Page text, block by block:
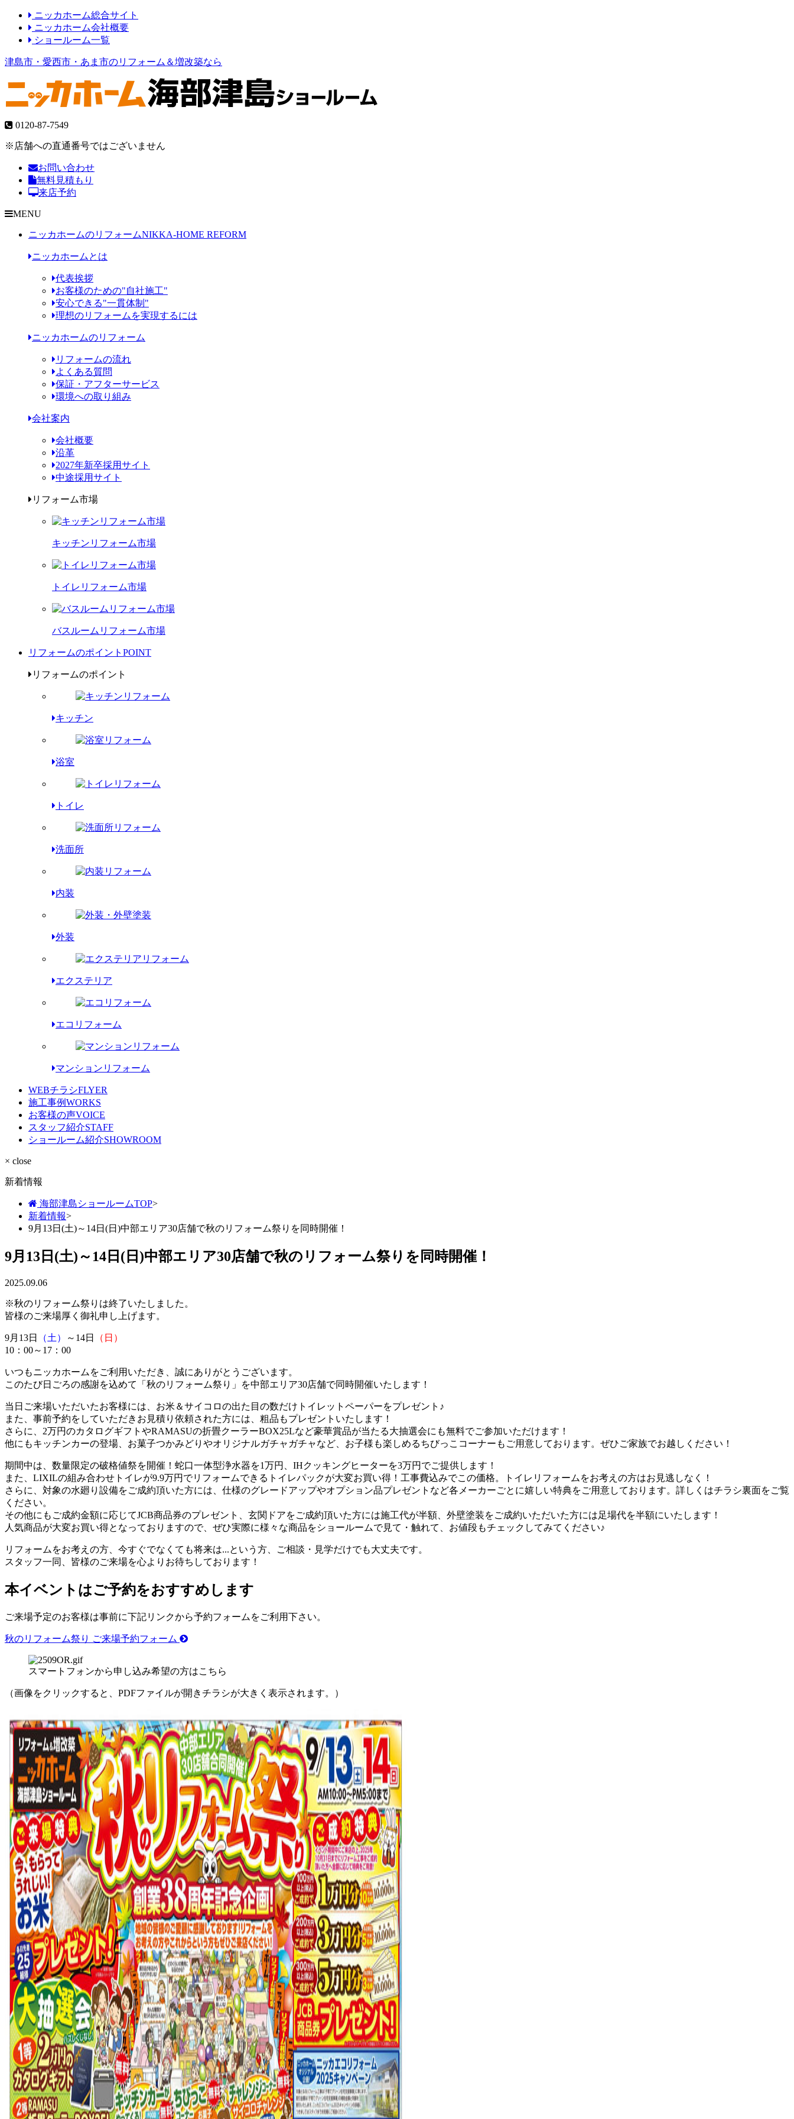
ニッカホーム総合サイト
ニッカホーム会社概要
ショールーム一覧
津島市・愛西市・あま市のリフォーム＆増改築なら
0120-87-7549
※店舗への直通番号ではございません
お問い合わせ
無料見積もり
来店予約
MENU
ニッカホームのリフォームNIKKA-HOME REFORM
ニッカホームとは
代表挨拶
お客様のための"自社施工"
安心できる"一貫体制"
理想のリフォームを実現するには
ニッカホームのリフォーム
リフォームの流れ
よくある質問
保証・アフターサービス
環境への取り組み
会社案内
会社概要
沿革
2027年新卒採用サイト
中途採用サイト
リフォーム市場
キッチンリフォーム市場
トイレリフォーム市場
バスルームリフォーム市場
リフォームのポイント POINT
リフォームのポイント
キッチン
浴室
トイレ
洗面所
内装
外装
エクステリア
エコリフォーム
マンションリフォーム
WEBチラシFLYER
施工事例WORKS
お客様の声VOICE
スタッフ紹介STAFF
ショールーム紹介SHOWROOM
× close
新着情報
海部津島ショールームTOP>
新着情報>
9月13日(土)～14日(日)中部エリア30店舗で秋のリフォーム祭りを同時開催！
9月13日(土)～14日(日)中部エリア30店舗で秋のリフォーム祭りを同時開催！
2025.09.06
※秋のリフォーム祭りは終了いたしました。
皆様のご来場厚く御礼申し上げます。
9月13日 （土） ～14日
（日）
10：00～17：00
いつもニッカホームをご利用いただき、誠にありがとうございます。
このたび日ごろの感謝を込めて「秋のリフォーム祭り」を中部エリア30店舗で同時開催いたします！
当日ご来場いただいたお客様には、お米＆サイコロの出た目の数だけトイレットペーパーをプレゼント♪
また、事前予約をしていただきお見積り依頼された方には、粗品もプレゼントいたします！
さらに、2万円のカタログギフトやRAMASUの折畳クーラーBOX25Lなど豪華賞品が当たる大抽選会にも無料でご参加いただけます！
他にもキッチンカーの登場、お菓子つかみどりやオリジナルガチャガチャなど、お子様も楽しめるちびっこコーナーもご用意しております。ぜひご家族でお越しください！
期間中は、数量限定の破格値祭を開催！蛇口一体型浄水器を1万円、IHクッキングヒーターを3万円でご提供します！
また、LIXILの組み合わせトイレが9.9万円でリフォームできるトイレパックが大変お買い得！工事費込みでこの価格。トイレリフォームをお考えの方はお見逃しなく！
さらに、対象の水廻り設備をご成約頂いた方には、仕様のグレードアップやオプション品プレゼントなど各メーカーごとに嬉しい特典をご用意しております。詳しくはチラシ裏面をご覧
ください。
その他にもご成約金額に応じてJCB商品券のプレゼント、玄関ドアをご成約頂いた方には施工代が半額、外壁塗装をご成約いただいた方には足場代を半額にいたします！
人気商品が大変お買い得となっておりますので、ぜひ実際に様々な商品をショールームで見て・触れて、お値段もチェックしてみてください♪
リフォームをお考えの方、今すぐでなくても将来は...という方、ご相談・見学だけでも大丈夫です。
スタッフ一同、皆様のご来場を心よりお待ちしております！
本イベントはご予約をおすすめします
ご来場予定のお客様は事前に下記リンクから予約フォームをご利用下さい。
秋のリフォーム祭り ご来場予約フォーム
スマートフォンから申し込み希望の方はこちら
（画像をクリックすると、PDFファイルが開きチラシが大きく表示されます。）